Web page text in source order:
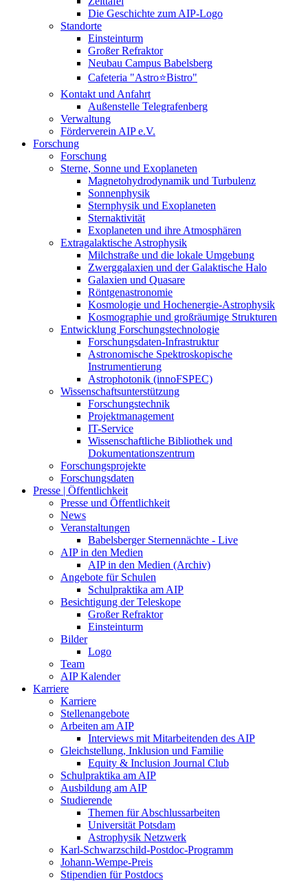
Die Geschichte zum AIP-Logo
Standorte
Einsteinturm
Großer Refraktor
Neubau Campus Babelsberg
Cafeteria "Astro⭐Bistro"
Kontakt und Anfahrt
Außenstelle Telegrafenberg
Verwaltung
Förderverein AIP e.V.
Forschung
Forschung
Sterne, Sonne und Exoplaneten
Magnetohydrodynamik und Turbulenz
Sonnenphysik
Sternphysik und Exoplaneten
Sternaktivität
Exoplaneten und ihre Atmosphären
Extragalaktische Astrophysik
Milchstraße und die lokale Umgebung
Zwerggalaxien und der Galaktische Halo
Galaxien und Quasare
Röntgenastronomie
Kosmologie und Hochenergie-Astrophysik
Kosmographie und großräumige Strukturen
Entwicklung Forschungstechnologie
Forschungsdaten-Infrastruktur
Astronomische Spektroskopische
Instrumentierung
Astrophotonik (innoFSPEC)
Wissenschaftsunterstützung
Forschungstechnik
Projektmanagement
IT-Service
Wissenschaftliche Bibliothek und
Dokumentationszentrum
Forschungsprojekte
Forschungsdaten
Presse | Öffentlichkeit
Presse und Öffentlichkeit
News
Veranstaltungen
Babelsberger Sternennächte - Live
AIP in den Medien
AIP in den Medien (Archiv)
Angebote für Schulen
Schulpraktika am AIP
Besichtigung der Teleskope
Großer Refraktor
Einsteinturm
Bilder
Logo
Team
AIP Kalender
Karriere
Karriere
Stellenangebote
Arbeiten am AIP
Interviews mit Mitarbeitenden des AIP
Gleichstellung, Inklusion und Familie
Equity & Inclusion Journal Club
Schulpraktika am AIP
Ausbildung am AIP
Studierende
Themen für Abschlussarbeiten
Universität Potsdam
Astrophysik Netzwerk
Karl-Schwarzschild-Postdoc-Programm
Johann-Wempe-Preis
Stipendien für Postdocs